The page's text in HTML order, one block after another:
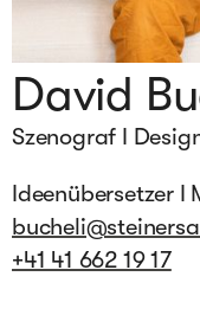
David
Szenograf I
Ideenübersetzer I
+41 41 662 19 17